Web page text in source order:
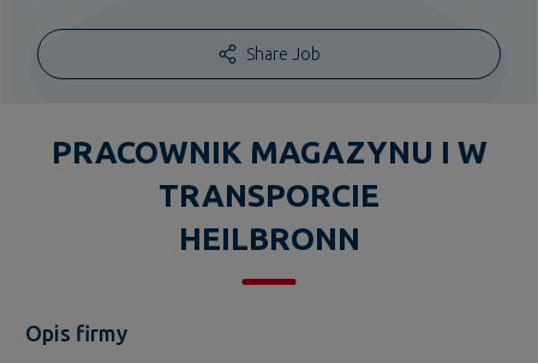
Share Job
PRACOWNIK MAGAZYNU I W
TRANSPORCIE
HEILBRONN
Opis firmy